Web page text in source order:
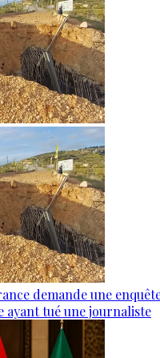
demande une
ayant tué une journaliste